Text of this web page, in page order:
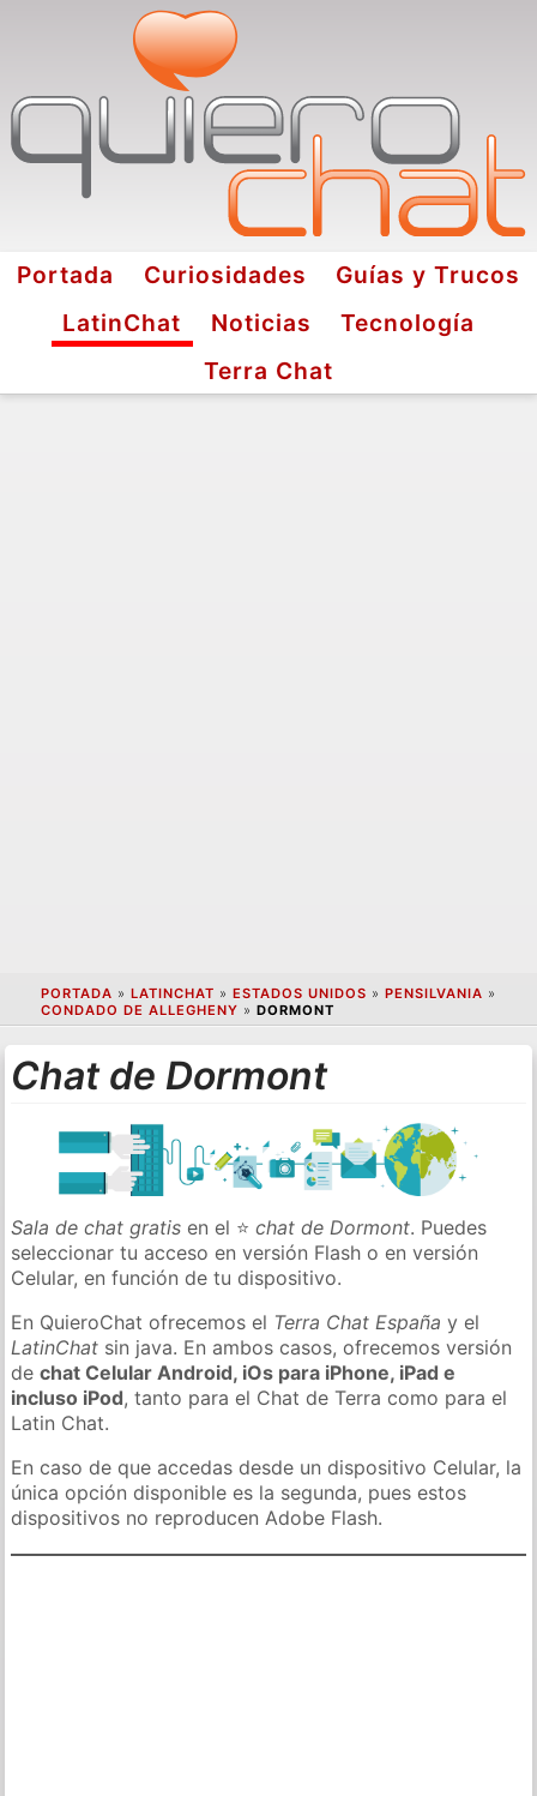
Portada Curiosidades
Guías y Trucos
LatinChat
Noticias
Tecnología
Terra Chat
PORTADA » LATINCHAT » ESTADOS UNIDOS » PENSILVANIA »
CONDADO DE ALLEGHENY » DORMONT
Chat de Dormont
Sala de chat gratis en el ⭐chat de Dormont. Puedes
seleccionar tu acceso en versión Flash o en versión
Celular, en función de tu dispositivo.
En QuieroChat ofrecemos el Terra Chat España y el
LatinChat sin java. En ambos casos, ofrecemos versión
dechat Celular Android, iOs para iPhone, iPad e
incluso iPod, tanto para el Chat de Terra como para el
Latin Chat.
En caso de que accedas desde un dispositivo Celular, la
única opción disponible es la segunda, pues estos
dispositivos no reproducen Adobe Flash.